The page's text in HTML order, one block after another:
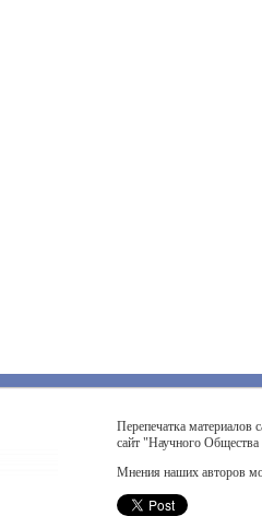
Перепечатка материалов
сайт "Научного
Мнения наших авторов